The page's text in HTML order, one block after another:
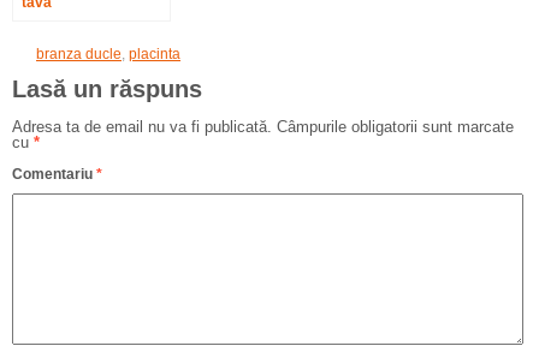
branza ducle placinta
Lasă un răspuns
Adresa ta de email nu va fi publicată. Câmpurile obligatorii sunt marcate
cu *
Comentariu *